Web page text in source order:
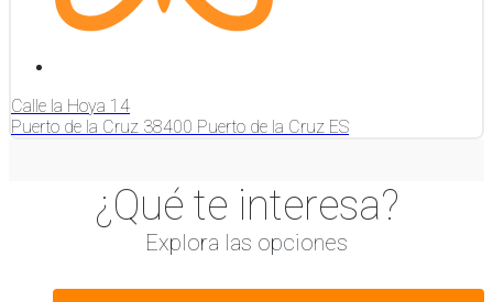
Calle la Hoya 14
Puerto de la Cruz 38400 Puerto de la Cruz ES
¿Qué te interesa?
Explora las opciones